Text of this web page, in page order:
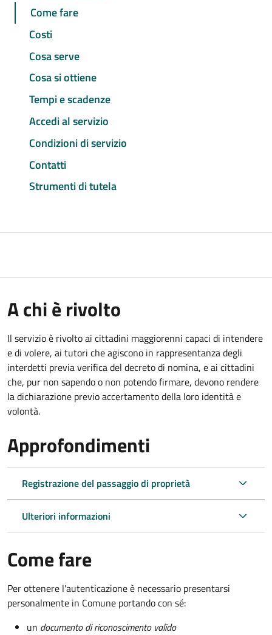
Come fare
Costi
Cosa serve
Cosa si ottiene
Tempi e scadenze
Accedi al servizio
Condizioni di servizio
Contatti
Strumenti di tutela
A chi è rivolto
Il servizio è rivolto ai cittadini maggiorenni capaci di intendere
e di volere, ai tutori che agiscono in rappresentanza degli
interdetti previa verifica del decreto di nomina, e ai cittadini
che, pur non sapendo o non potendo firmare, devono rendere
la dichiarazione previo accertamento della loro identità e
volontà.
Approfondimenti
Registrazione del passaggio di proprietà
Ulteriori informazioni
Come fare
Per ottenere l'autenticazione è necessario presentarsi
personalmente in Comune portando con sé:
un documento di riconoscimento valido